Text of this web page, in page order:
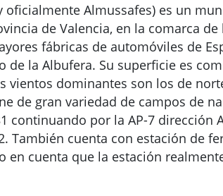
oficialmente Almussafes) es un
de Valencia, en la comarca
fábricas de automóviles de
de la Albufera. Su superficie es
vientos dominantes son los de
de gran variedad de campos de
continuando por la AP-7 dirección
También cuenta con estación de
en cuenta que la estación